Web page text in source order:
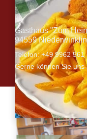
Gasthaus "Zum
94559
Telefon: +49 9962 561
Gerne können Sie
© Gasthaus Zum